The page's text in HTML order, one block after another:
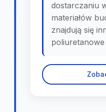
dostarczaniu
materiałów
znajdują się
poliuretanowe